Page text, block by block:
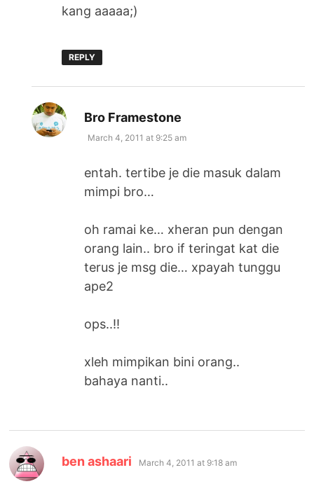
kang aaaaa;)
REPLY
Bro Framestone
March 4, 2011 at 9:25 am
entah. tertibe je die masuk dalam
mimpi bro…
oh ramai ke… xheran pun dengan
orang lain.. bro if teringat kat die
terus je msg die… xpayah tunggu
ape2
ops..!!
xleh mimpikan bini orang..
bahaya nanti..
ben ashaari says:
March 4, 2011 at 9:18 am